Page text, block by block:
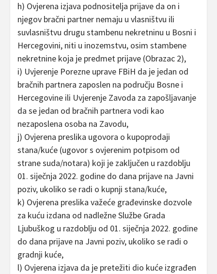
h) Ovjerena izjava podnositelja prijave da on i
njegov bračni partner nemaju u vlasništvu ili
suvlasništvu drugu stambenu nekretninu u Bosni i
Hercegovini, niti u inozemstvu, osim stambene
nekretnine koja je predmet prijave (Obrazac 2),
i) Uvjerenje Porezne uprave FBiH da je jedan od
bračnih partnera zaposlen na području Bosne i
Hercegovine ili Uvjerenje Zavoda za zapošljavanje
da se jedan od bračnih partnera vodi kao
nezaposlena osoba na Zavodu,
j) Ovjerena preslika ugovora o kupoprodaji
stana/kuće (ugovor s ovjerenim potpisom od
strane suda/notara) koji je zaključen u razdoblju
01. siječnja 2022. godine do dana prijave na Javni
poziv, ukoliko se radi o kupnji stana/kuće,
k) Ovjerena preslika važeće građevinske dozvole
za kuću izdana od nadležne Službe Grada
Ljubuškog u razdoblju od 01. siječnja 2022. godine
do dana prijave na Javni poziv, ukoliko se radi o
gradnji kuće,
l) Ovjerena izjava da je pretežiti dio kuće izgrađen